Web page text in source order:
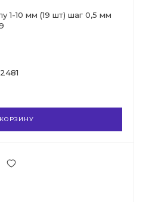
1-10 мм (19 шт) шаг 0,5 мм